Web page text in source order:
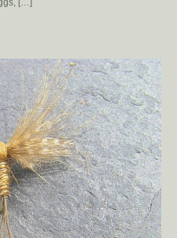
[…]